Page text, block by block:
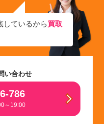
しているから買取
い合わせ
786
～19:00